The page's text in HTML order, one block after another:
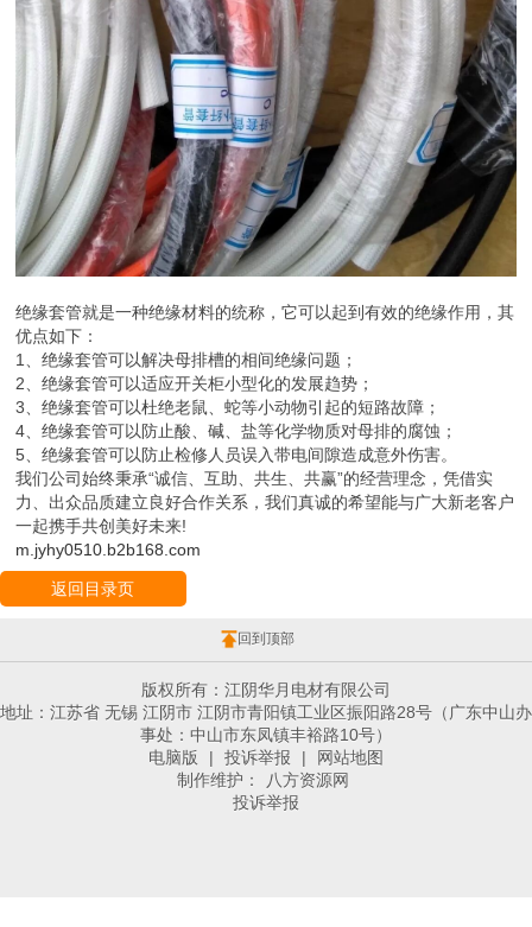
绝缘套管就是一种绝缘材料的统称，它可以起到有效的绝缘作用，其
优点如下：
1、绝缘套管可以解决母排槽的相间绝缘问题；
2、绝缘套管可以适应开关柜小型化的发展趋势；
3、绝缘套管可以杜绝老鼠、蛇等小动物引起的短路故障；
4、绝缘套管可以防止酸、碱、盐等化学物质对母排的腐蚀；
5、绝缘套管可以防止检修人员误入带电间隙造成意外伤害。
我们公司始终秉承“诚信、互助、共生、共赢”的经营理念，凭借实
力、出众品质建立良好合作关系，我们真诚的希望能与广大新老客户
一起携手共创美好未来!
m.jyhy0510.b2b168.com
返回目录页
回到顶部
版权所有：江阴华月电材有限公司
地址：江苏省 无锡 江阴市 江阴市青阳镇工业区振阳路28号（广东中山办
事处：中山市东凤镇丰裕路10号）
电脑版
| 投诉举报 |
网站地图
制作维护：
八方资源网
投诉举报